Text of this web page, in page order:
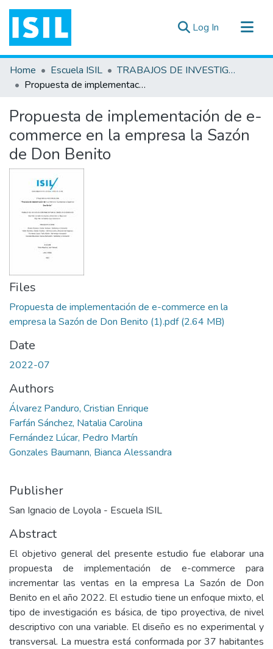
Log In (current)
All of DSpace
Statistics
Documentos ▾
Home Escuela ISIL
TRABAJOS DE INVESTIGACIÓN
Propuesta de implementación de e-commerce en la empresa la Sazón de Don Benito
Propuesta de implementación de e-
commerce en la empresa la Sazón
de Don Benito
Files
Propuesta de implementación de e-commerce en la
empresa la Sazón de Don Benito (1).pdf(2.64 MB)
Date
2022-07
Authors
Álvarez Panduro, Cristian Enrique
Farfán Sánchez, Natalia Carolina
Fernández Lúcar, Pedro Martín
Gonzales Baumann, Bianca Alessandra
Publisher
San Ignacio de Loyola - Escuela ISIL
Abstract
El objetivo general del presente estudio fue elaborar una
propuesta de implementación de e-commerce para
incrementar las ventas en la empresa La Sazón de Don
Benito en el año 2022. El estudio tiene un enfoque mixto, el
tipo de investigación es básica, de tipo proyectiva, de nivel
descriptivo con una variable. El diseño es no experimental y
transversal. La muestra está conformada por 37 habitantes